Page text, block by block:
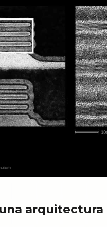
arquitectura